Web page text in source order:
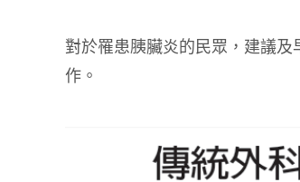
對於罹患胰臟炎的民眾，建議
作。